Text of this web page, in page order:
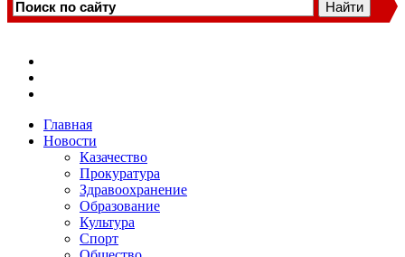
Главная
Новости
Казачество
Прокуратура
Здравоохранение
Образование
Культура
Спорт